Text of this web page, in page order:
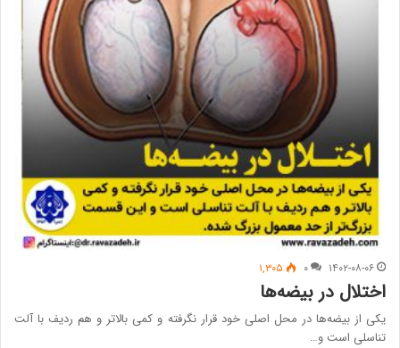
۱۴۰۲-۰۸-۰۶ ۰ ۱,۳۰۵
اختلال در بیضه‌ها
یکی از بیضه‌ها در محل اصلی خود قرار نگرفته و کمی بالاتر و هم ردیف با آلت
تناسلی‏ است و…